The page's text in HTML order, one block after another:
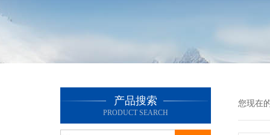
产品搜索
PRODUCT SEARCH
您现在